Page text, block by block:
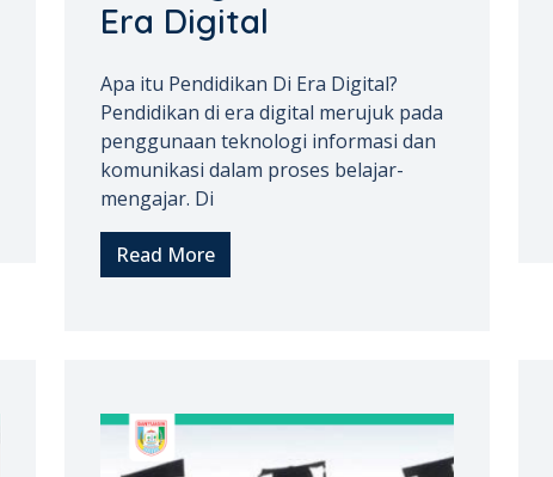
Era Digital
Apa itu Pendidikan Di Era Digital?
Pendidikan di era digital merujuk pada
penggunaan teknologi informasi dan
komunikasi dalam proses belajar-
mengajar. Di
Read More